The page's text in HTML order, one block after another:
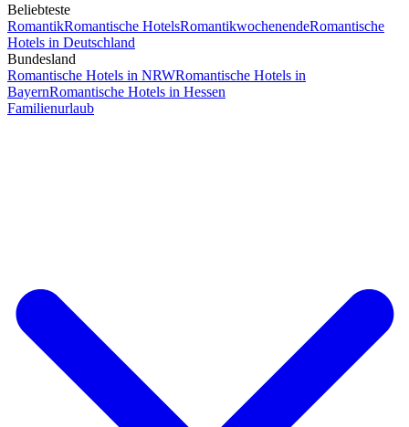
Beliebteste
RomantikRomantische HotelsRomantikwochenendeRomantische
Hotels in Deutschland
Bundesland
Romantische Hotels in NRWRomantische Hotels in
BayernRomantische Hotels in Hessen
Familienurlaub